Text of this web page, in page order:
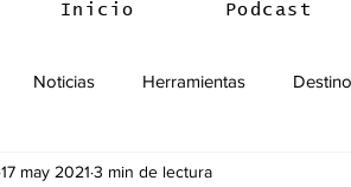
Inicio Podcast
Noticias Herramientas
17 may 2021 3 min de lectura